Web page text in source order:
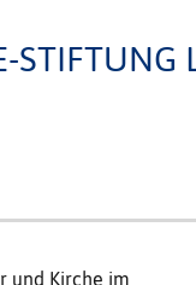
und Kirche im